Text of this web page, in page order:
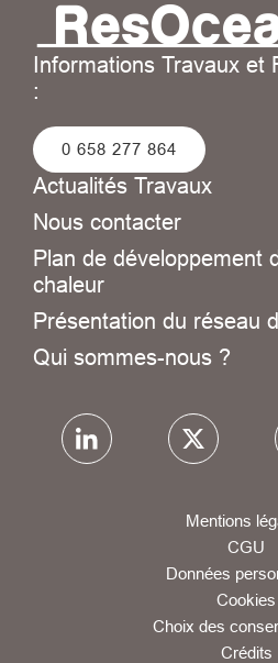
Informations Travaux et
:
0 658 277 864
Actualités Travaux
Nous contacter
Plan de développement
chaleur
Présentation du réseau
Qui sommes-nous ?
Mentions
CGU
Données
Cookies
Choix des
Crédits